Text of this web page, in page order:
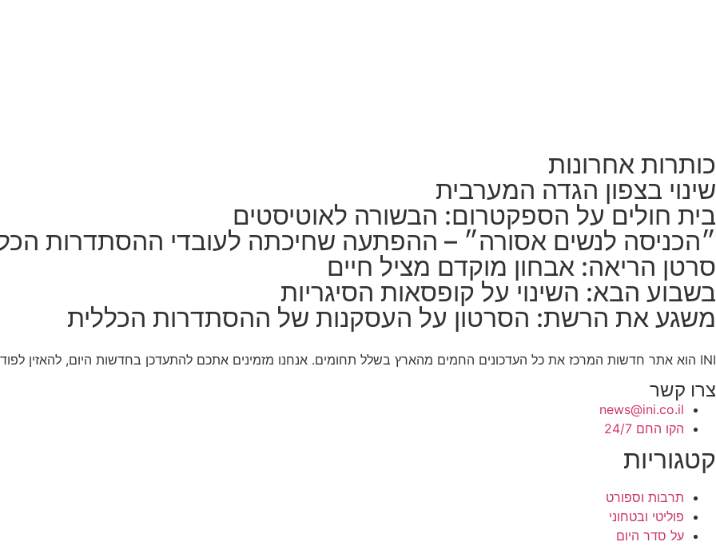
כותרות אחרונות
שינוי בצפון הגדה המערבית
בית חולים על הספקטרום: הבשורה לאוטיסטים
״הכניסה לנשים אסורה״ – ההפתעה שחיכתה לעובדי ההסתדרות
סרטן הריאה: אבחון מוקדם מציל חיים
בשבוע הבא: השינוי על קופסאות הסיגריות
משגע את הרשת: הסרטון על העסקנות של ההסתדרות הכללית
INI הוא אתר חדשות המרכז את כל העדכונים החמים מהארץ בשלל תחומים. אנחנו מזמינים אתכם להתעדכן בחדשות היום, להאזין לפודקאסטים, ולקרוא מאמרי דעה.
צרו קשר
news@ini.co.il
הקו החם 24/7
קטגוריות
תרבות וספורט
פוליטי ובטחוני
על סדר היום